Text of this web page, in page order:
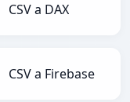
CSV a DAX
CSV a Firebase